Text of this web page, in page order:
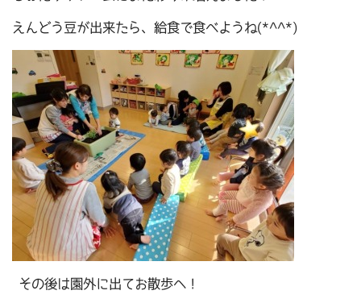
えんどう豆が出来たら、給食で食べようね(*^^*)
その後は園外に出てお散歩へ！